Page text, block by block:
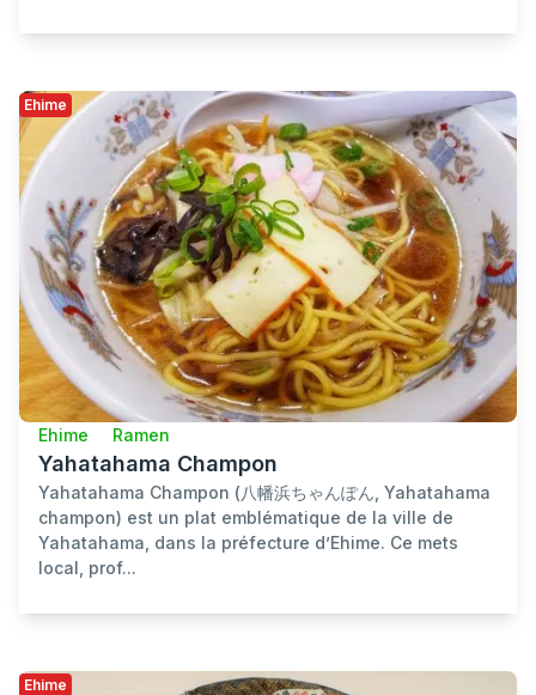
Ehime
Ehime Ramen
Yahatahama Champon
Yahatahama Champon (八幡浜ちゃんぽん, Yahatahama
champon) est un plat emblématique de la ville de
Yahatahama, dans la préfecture d’Ehime. Ce mets
local, prof...
Ehime